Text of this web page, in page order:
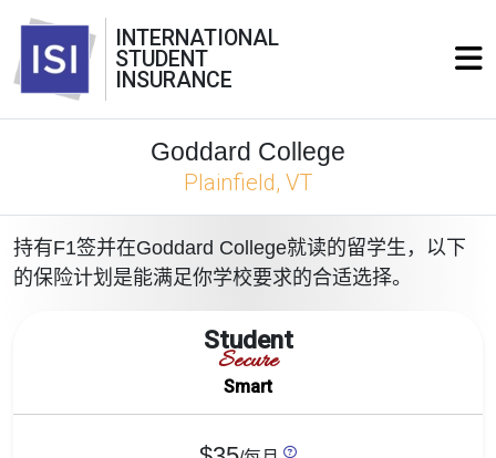
INTERNATIONAL
STUDENT
INSURANCE
Goddard College
Plainfield, VT
持有F1签并在Goddard College就读的留学生，以下
的保险计划是能满足你学校要求的合适选择。
Student
Secure
Smart